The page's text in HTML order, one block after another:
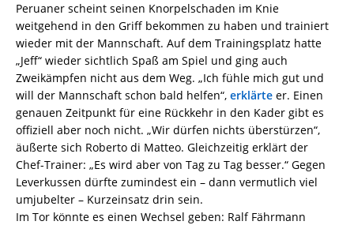
Peruaner scheint seinen Knorpelschaden im Knie
weitgehend in den Griff bekommen zu haben und trainiert
wieder mit der Mannschaft. Auf dem Trainingsplatz hatte
„Jeff“ wieder sichtlich Spaß am Spiel und ging auch
Zweikämpfen nicht aus dem Weg. „Ich fühle mich gut und
will der Mannschaft schon bald helfen“, erklärte er. Einen
genauen Zeitpunkt für eine Rückkehr in den Kader gibt es
offiziell aber noch nicht. „Wir dürfen nichts überstürzen“,
äußerte sich Roberto di Matteo. Gleichzeitig erklärt der
Chef-Trainer: „Es wird aber von Tag zu Tag besser.“ Gegen
Leverkussen dürfte zumindest ein – dann vermutlich viel
umjubelter – Kurzeinsatz drin sein.
Im Tor könnte es einen Wechsel geben: Ralf Fährmann